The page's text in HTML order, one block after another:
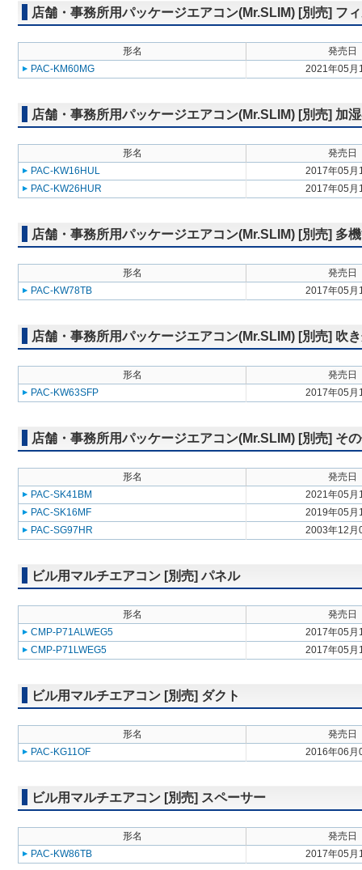
店舗・事務所用パッケージエアコン(Mr.SLIM) [別売] フ
形名
発売日
PAC-KM60MG
2021年05月
店舗・事務所用パッケージエアコン(Mr.SLIM) [別売] 加
形名
発売日
PAC-KW16HUL
2017年05月
PAC-KW26HUR
2017年05月
店舗・事務所用パッケージエアコン(Mr.SLIM) [別売] 多
形名
発売日
PAC-KW78TB
2017年05月
店舗・事務所用パッケージエアコン(Mr.SLIM) [別売] 吹
形名
発売日
PAC-KW63SFP
2017年05月
店舗・事務所用パッケージエアコン(Mr.SLIM) [別売] そ
形名
発売日
PAC-SK41BM
2021年05月
PAC-SK16MF
2019年05月
PAC-SG97HR
2003年12月
ビル用マルチエアコン [別売] パネル
形名
発売日
CMP-P71ALWEG5
2017年05月
CMP-P71LWEG5
2017年05月
ビル用マルチエアコン [別売] ダクト
形名
発売日
PAC-KG11OF
2016年06月
ビル用マルチエアコン [別売] スペーサー
形名
発売日
PAC-KW86TB
2017年05月